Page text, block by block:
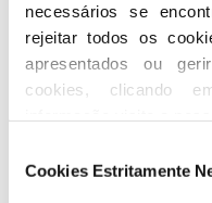
necessários se
rejeitar todos os
apresentados ou
cookies, clicando
deCookies Estritamente
Conheça a